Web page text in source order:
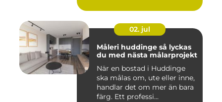
02. jul
Måleri huddinge så lyckas
du med nästa målarprojekt
När en bostad i Huddinge
ska målas om, ute eller inne,
handlar det om mer än bara
färg. Ett professi...